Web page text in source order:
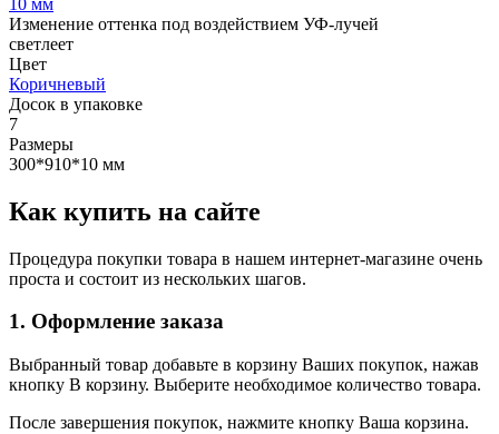
Изменение оттенка под воздействием УФ-лучей
светлеет
Цвет
Коричневый
Досок в упаковке
7
Размеры
300*910*10 мм
Как купить на сайте
Процедура покупки товара в нашем интернет-магазине очень
проста и состоит из нескольких шагов.
1. Оформление заказа
Выбранный товар добавьте в корзину Ваших покупок, нажав
кнопку В корзину. Выберите необходимое количество товара.
После завершения покупок, нажмите кнопку Ваша корзина.